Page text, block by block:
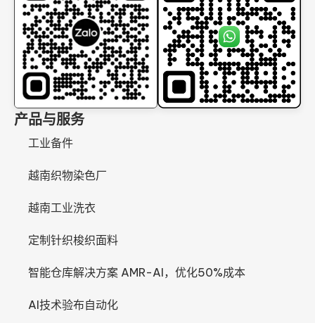
产品与服务
工业备件
越南织物染色厂
越南工业洗衣
定制针织梭织面料
智能仓库解决方案 AMR-AI，优化50%成本
AI技术验布自动化